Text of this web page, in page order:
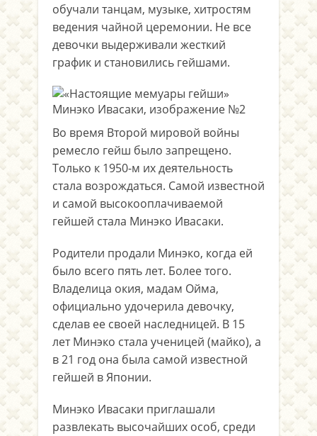
обучали танцам, музыке, хитростям
ведения чайной церемонии. Не все
девочки выдерживали жесткий
график и становились гейшами.
Во время Второй мировой войны
ремесло гейш было запрещено.
Только к 1950-м их деятельность
стала возрождаться. Самой известной
и самой высокооплачиваемой
гейшей стала Минэко Ивасаки.
Родители продали Минэко, когда ей
было всего пять лет. Более того.
Владелица окия, мадам Ойма,
официально удочерила девочку,
сделав ее своей наследницей. В 15
лет Минэко стала ученицей (майко), а
в 21 год она была самой известной
гейшей в Японии.
Минэко Ивасаки приглашали
развлекать высочайших особ, среди